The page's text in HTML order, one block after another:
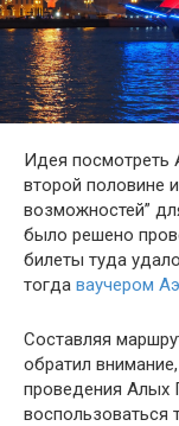
Идея посмотреть
второй половине
возможностей”
было решено
билеты туда
тогда ваучером
Составляя
обратил
проведения Алых
воспользоваться